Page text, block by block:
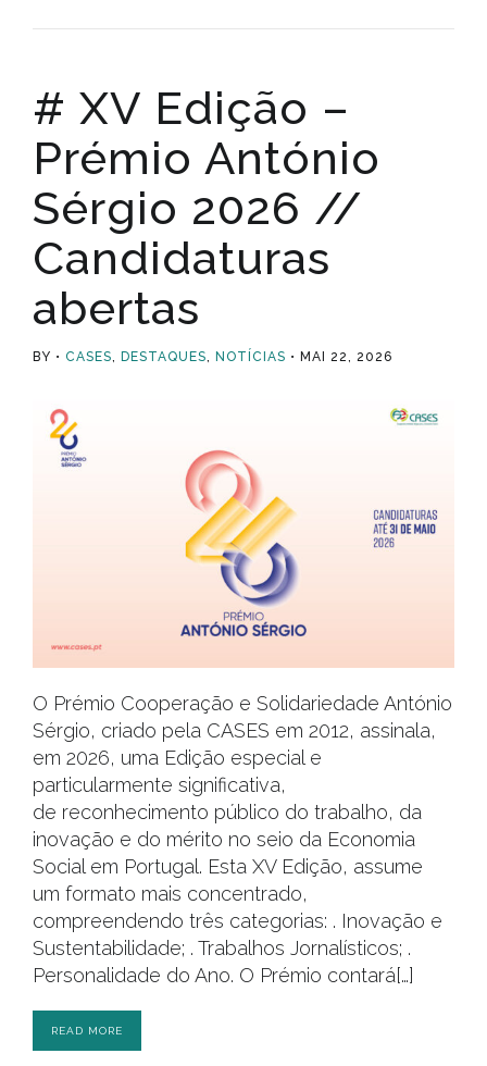
# XV Edição –
Prémio António
Sérgio 2026 //
Candidaturas
abertas
BY CASES, DESTAQUES, NOTÍCIAS MAI 22, 2026
O Prémio Cooperação e Solidariedade António
Sérgio, criado pela CASES em 2012, assinala,
em 2026, uma Edição especial e
particularmente significativa,
de reconhecimento público do trabalho, da
inovação e do mérito no seio da Economia
Social em Portugal. Esta XV Edição, assume
um formato mais concentrado,
compreendendo três categorias: . Inovação e
Sustentabilidade; . Trabalhos Jornalísticos; .
Personalidade do Ano. O Prémio contará[…]
READ MORE